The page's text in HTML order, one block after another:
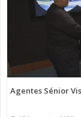
Agentes Sénior